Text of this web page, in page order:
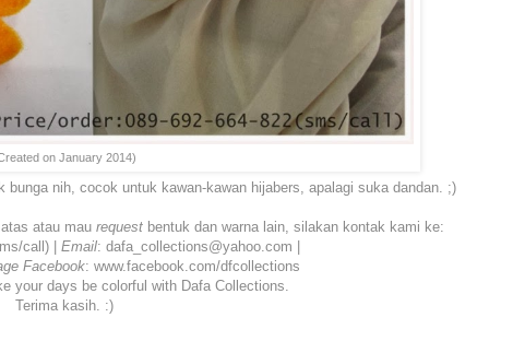
on January 2014)
nih, cocok untuk kawan-kawan hijabers, apalagi suka dandan. ;)
atau maurequestbentuk dan warna lain, silakan kontak kami ke:
call) | Email: dafa_collections@yahoo.com |
Facebook: www.facebook.com/dfcollections
your days be colorful with Dafa Collections.
Terima kasih. :)